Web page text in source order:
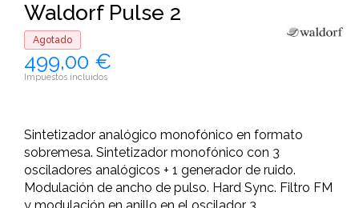
Waldorf Pulse 2
Agotado
499,00 €
Impuestos incluidos
Sintetizador analógico monofónico en formato
sobremesa. Sintetizador monofónico con 3
osciladores analógicos + 1 generador de ruido.
Modulación de ancho de pulso. Hard Sync. Filtro FM